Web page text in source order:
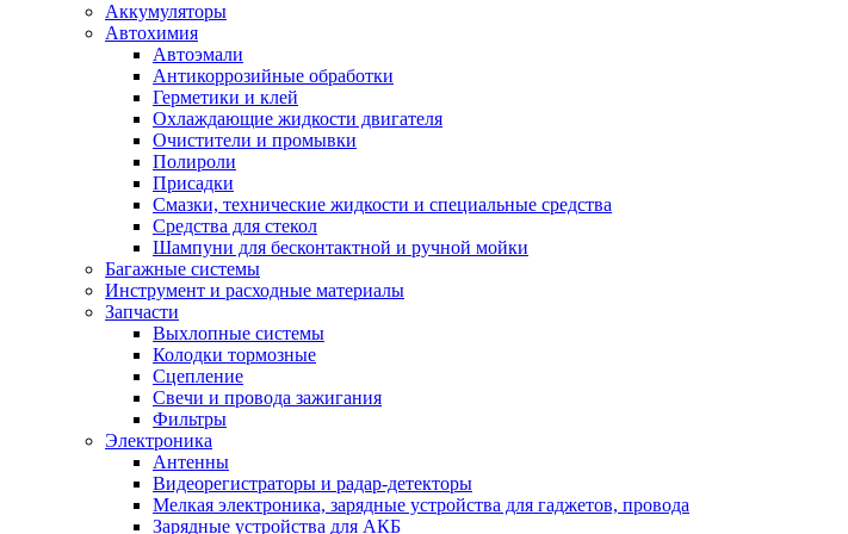
Аккумуляторы
Автохимия
Автоэмали
Антикоррозийные обработки
Герметики и клей
Охлаждающие жидкости двигателя
Очистители и промывки
Полироли
Присадки
Смазки, технические жидкости и специальные средства
Средства для стекол
Шампуни для бесконтактной и ручной мойки
Багажные системы
Инструмент и расходные материалы
Запчасти
Выхлопные системы
Колодки тормозные
Сцепление
Свечи и провода зажигания
Фильтры
Электроника
Антенны
Видеорегистраторы и радар-детекторы
Мелкая электроника, зарядные устройства для гаджетов, провода
Зарядные устройства для АКБ